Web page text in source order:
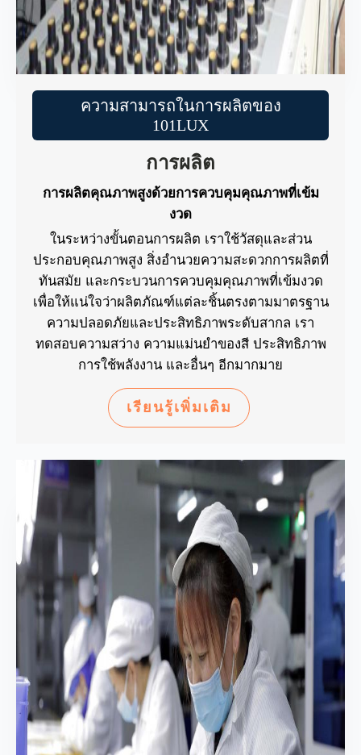
ความสามารถในการผลิตของ
101LUX
การผลิต
การผลิตคุณภาพสูงด้วยการควบคุมคุณภาพที่เข้ม
งวด
ในระหว่างขั้นตอนการผลิต เราใช้วัสดุและส่วน
ประกอบคุณภาพสูง สิ่งอำนวยความสะดวกการผลิตที่
ทันสมัย และกระบวนการควบคุมคุณภาพที่เข้มงวด
เพื่อให้แน่ใจว่าผลิตภัณฑ์แต่ละชิ้นตรงตามมาตรฐาน
ความปลอดภัยและประสิทธิภาพระดับสากล เรา
ทดสอบความสว่าง ความแม่นยำของสี ประสิทธิภาพ
การใช้พลังงาน และอื่นๆ อีกมากมาย
เรียนรู้เพิ่มเติม